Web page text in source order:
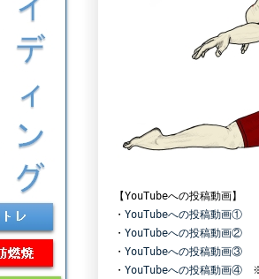
【YouTubeへの投稿動画】
・ YouTubeへの投稿動画①
・ YouTubeへの投稿動画②
・ YouTubeへの投稿動画③
・ YouTubeへの投稿動画④ ※